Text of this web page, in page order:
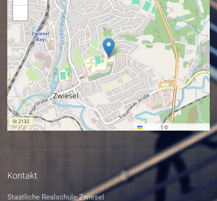
Leaflet | ©OpenStreetMap
Kontakt
Staatliche Realschule Zwiesel